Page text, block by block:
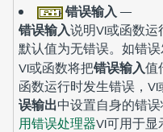
错误输入 —
错误输入说明VI或函数运
默认值为无错误。如错
VI或函数将把错误输入值
函数运行时发生错误，
误输出中设置自身的错误
用错误处理器VI可用于显